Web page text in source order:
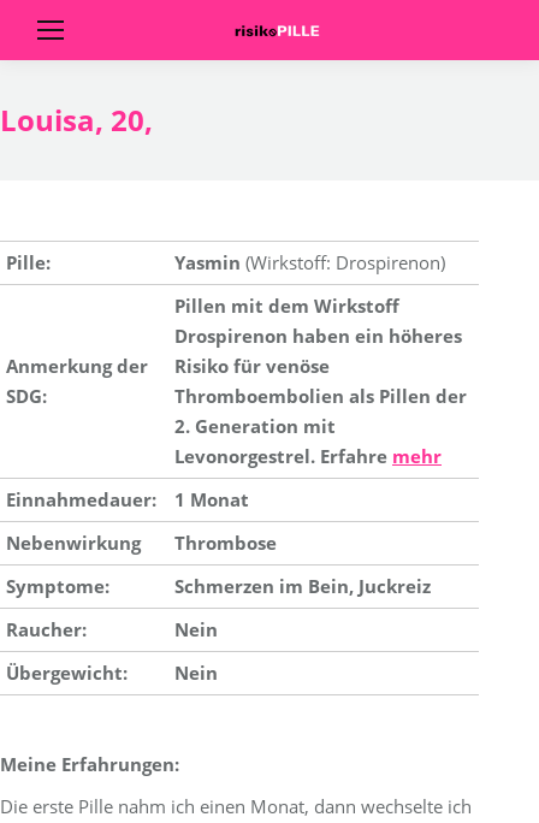
Louisa, 20,
Pille: Yasmin (Wirkstoff: Drospirenon)
Anmerkung der
SDG:
Pillen mit dem Wirkstoff
Drospirenon haben ein höheres
Risiko für venöse
Thromboembolien als Pillen der
2. Generation mit
Levonorgestrel. Erfahre mehr
Einnahmedauer:
1 Monat
Nebenwirkung
Thrombose
Symptome:
Schmerzen im Bein, Juckreiz
Raucher:
Nein
Übergewicht:
Nein
Meine Erfahrungen:
Die erste Pille nahm ich einen Monat, dann wechselte ich